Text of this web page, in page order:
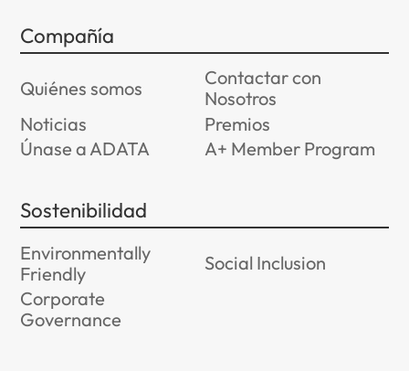
Compañía
Quiénes somos
Contactar con
Nosotros
Noticias
Premios
Únase a ADATA
A+ Member Program
Sostenibilidad
Environmentally
Friendly
Social Inclusion
Corporate
Governance